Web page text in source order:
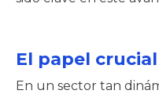
El papel
En un sector tan